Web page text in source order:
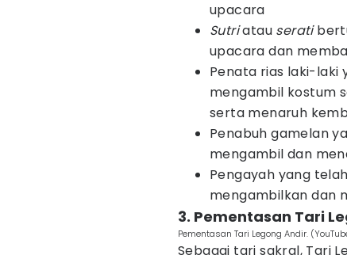
upacara
Sutriatau serati
upacara dan
Penata rias laki-laki
mengambil kostum
serta menaruh
Penabuh gamelan
mengambil dan
Pengayah yang
mengambilkan dan
3. Pementasan Tari
Pementasan Tari Legong Andir.
Sebagai tari sakral, Tari